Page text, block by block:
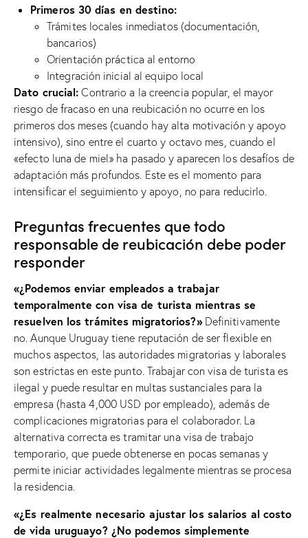
Primeros 30 días en destino:
Trámites locales inmediatos (documentación,
bancarios)
Orientación práctica al entorno
Integración inicial al equipo local
Dato crucial: Contrario a la creencia popular, el mayor
riesgo de fracaso en una reubicación no ocurre en los
primeros dos meses (cuando hay alta motivación y apoyo
intensivo), sino entre el cuarto y octavo mes, cuando el
«efecto luna de miel» ha pasado y aparecen los desafíos de
adaptación más profundos. Este es el momento para
intensificar el seguimiento y apoyo, no para reducirlo.
Preguntas frecuentes que todo
responsable de reubicación debe poder
responder
«¿Podemos enviar empleados a trabajar
temporalmente con visa de turista mientras se
resuelven los trámites migratorios?»Definitivamente
no. Aunque Uruguay tiene reputación de ser flexible en
muchos aspectos, las autoridades migratorias y laborales
son estrictas en este punto. Trabajar con visa de turista es
ilegal y puede resultar en multas sustanciales para la
empresa (hasta 4,000 USD por empleado), además de
complicaciones migratorias para el colaborador. La
alternativa correcta es tramitar una visa de trabajo
temporario, que puede obtenerse en pocas semanas y
permite iniciar actividades legalmente mientras se procesa
la residencia.
«¿Es realmente necesario ajustar los salarios al costo
de vida uruguayo? ¿No podemos simplemente